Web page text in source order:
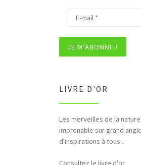
LIVRE D'OR
Bonjour et merci pour
hommages rendus à la
flore,etc...)
Consultez le livre d'or